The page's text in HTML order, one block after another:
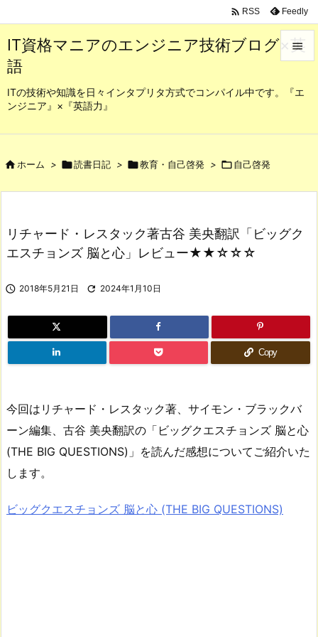
IT資格マニアのエンジニア技術ブログ×英
語
ITの技術や知識を日々インタプリタ方式でコンパイル中です。『エ
ンジニア』×『英語力』

メニュ
検索
 RSS Feedly
ホーム > 読書日記 > 教育・自己啓発 > 自己啓発
リチャード・レスタック著古谷 美央翻訳「ビッグク
エスチョンズ 脳と心」レビュー★★☆☆☆
 2018年5月21日  2024年1月10日
Copy
今回はリチャード・レスタック著、サイモン・ブラックバ
ーン編集、古谷 美央翻訳の「ビッグクエスチョンズ 脳と心
(THE BIG QUESTIONS)」を読んだ感想についてご紹介いた
します。
ビッグクエスチョンズ 脳と心 (THE BIG QUESTIONS)